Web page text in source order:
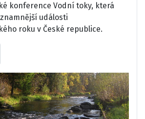
konference Vodní toky, která
události
roku v České republice.